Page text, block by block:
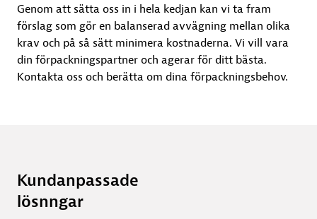
Genom att sätta oss in i hela kedjan kan vi ta fram
förslag som gör en balanserad avvägning mellan olika
krav och på så sätt minimera kostnaderna. Vi vill vara
din förpackningspartner och agerar för ditt bästa.
Kontakta oss och berätta om dina förpackningsbehov.
Kundanpassade
lösnngar